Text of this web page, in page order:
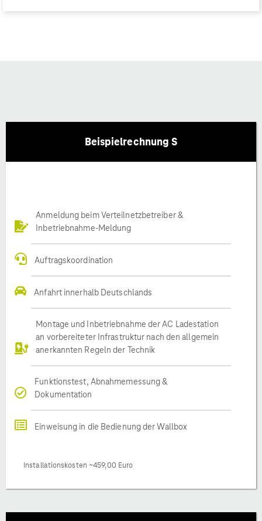
Beispielrechnung S
Anmeldung beim Verteilnetzbetreiber &
Inbetriebnahme-Meldung
Auftragskoordination
Anfahrt innerhalb Deutschlands
Montage und Inbetriebnahme der AC Ladestation
an vorbereiteter Infrastruktur nach den allgemein
anerkannten Regeln der Technik
Funktionstest, Abnahmemessung &
Dokumentation
Einweisung in die Bedienung der Wallbox
Installationskosten ~459,00 Euro